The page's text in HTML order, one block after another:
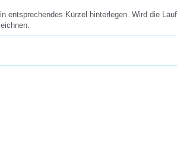
entsprechendes Kürzel hinterlegen. Wird die